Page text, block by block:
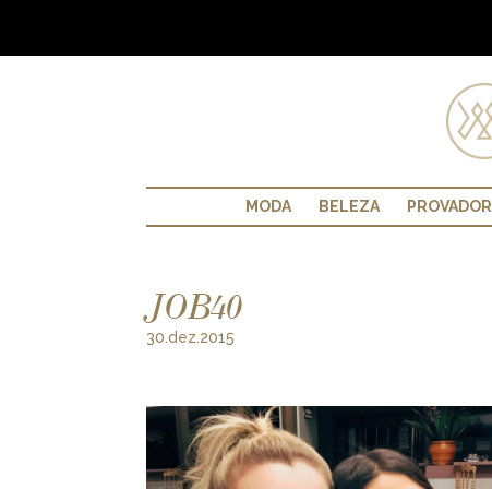
MODA BELEZA PROVADOR
JOB40
30.dez.2015